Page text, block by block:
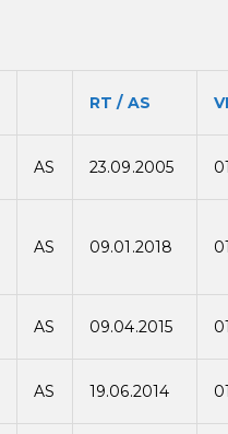
RT / AS
AS 23.09.2005
AS 09.01.2018
AS 09.04.2015
AS 19.06.2014